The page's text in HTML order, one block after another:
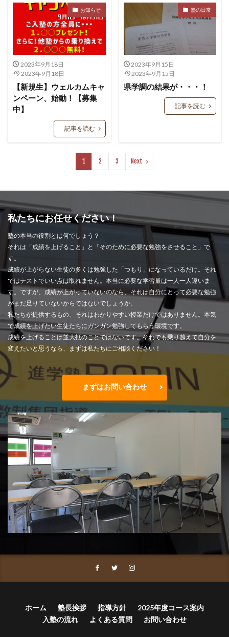
お知らせ
2023年9月18日
2023年9月18日
【新規生】ウェルカムキャ
ンペーン、始動！【募集
中】
記事を読む
塾の日常
2023年9月15日
2023年9月15日
県学調の結果が・・・！
記事を読む
1 2 3 Next
私たちにお任せください！
塾の本当の役割とは何でしょう？
それは「成績を上げること」と「そのために必要な勉強をさせること」で
す。
成績が上がらない生徒の多くは勉強した「つもり」になっているだけ。それ
ではテストでいい点は取れません。本当に必要な学習量は一人一人違いま
す。ですが、成績が上がっていないのなら、それは自分にとって必要な勉強
がまだ足りていないからではないでしょうか。
私たちが提供するもの、それはわかりやすい授業だけではありません。本気
で成績を上げたい生徒たちにガンガン勉強してもらう環境です。
成績を上げることは並大抵のことではないです。それでも乗り越えて自分を
変えたいと思うなら、まずは私たちにご相談ください！
まずはお問い合わせ
ホーム 塾長挨拶 指導方針
2025年度コース案内
入塾の流れ
よくある質問 お問い合わせ